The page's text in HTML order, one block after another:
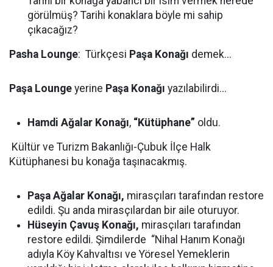
görülmüş? Tarihi konaklara böyle mi sahip
çıkacağız?
Pasha Lounge: Türkçesi Paşa Konağı demek...
Paşa Lounge yerine Paşa Konağı yazılabilirdi...
Hamdi Ağalar Konağı, “Kütüphane” oldu.
Kültür ve Turizm Bakanlığı-Çubuk İlçe Halk
Kütüphanesi bu konağa taşınacakmış.
Paşa Ağalar Konağı, mirasçıları tarafından restore
edildi. Şu anda mirasçılardan bir aile oturuyor.
Hüseyin Çavuş Konağı, mirasçıları tarafından
restore edildi. Şimdilerde “Nihal Hanım Konağı
adıyla Köy Kahvaltısı ve Yöresel Yemeklerin